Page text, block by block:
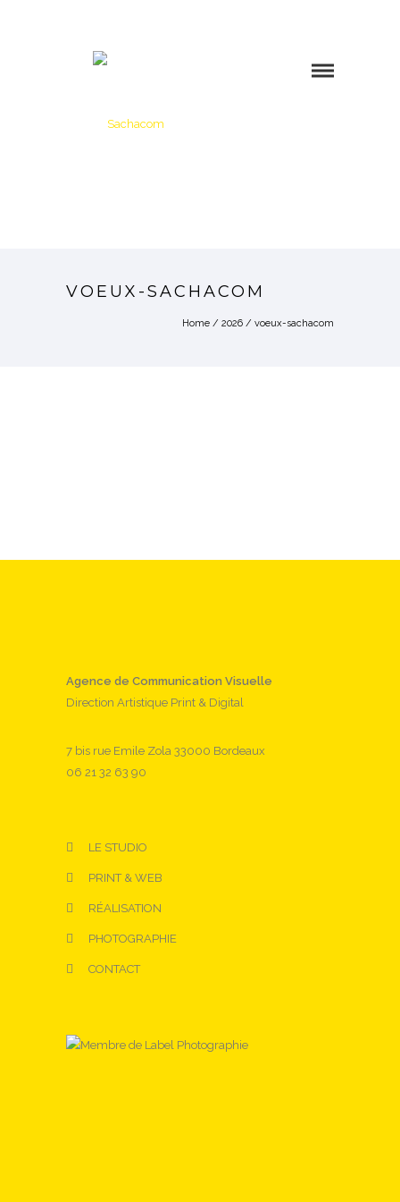
VOEUX-SACHACOM
Home / 2026 / voeux-sachacom
Agence de Communication Visuelle
Direction Artistique Print & Digital
7 bis rue Emile Zola 33000 Bordeaux
06 21 32 63 90
LE STUDIO
PRINT & WEB
RÉALISATION
PHOTOGRAPHIE
CONTACT